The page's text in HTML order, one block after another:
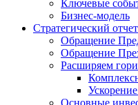
Ключевые
Бизнес-модель
Стратегический отчет
Обращение
Обращение
Расширяем
Основные